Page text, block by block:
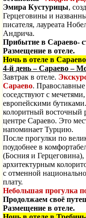
Эмира Кустурицы,
Герцеговины и
писателя, лауреата
Андрича.
Прибытие в Сараево-
Размещение в отеле.
Ночь в отеле в
4-й день – Сараево –
Завтрак в отеле.
Сараево. Православные
соседствуют с
европейскими
колоритный восточный
центре Сараево. Это
напоминает Турцию.
После прогулки по
поудобнее в
(Босния и
архитектурным
с отменной
плату.
Небольшая прогулка
Продолжаем своё
Размещение в отеле.